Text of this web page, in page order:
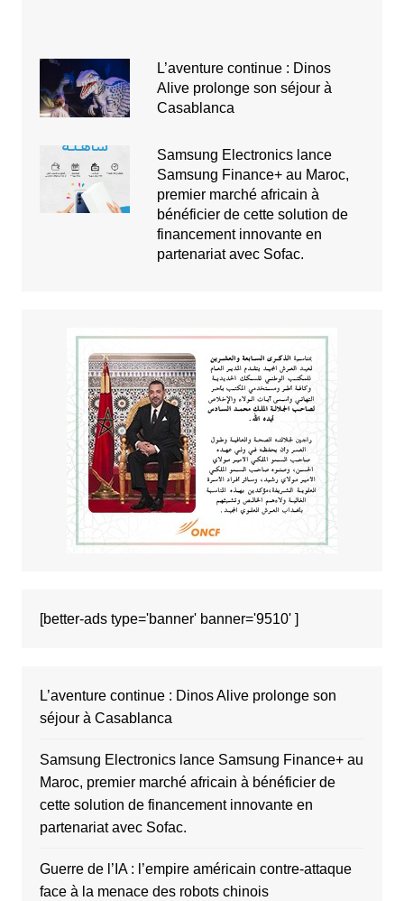
L’aventure continue : Dinos
Alive prolonge son séjour à
Casablanca
Samsung Electronics lance
Samsung Finance+ au Maroc,
premier marché africain à
bénéficier de cette solution de
financement innovante en
partenariat avec Sofac.
[better-ads type='banner' banner='9510' ]
L’aventure continue : Dinos Alive prolonge son
séjour à Casablanca
Samsung Electronics lance Samsung Finance+ au
Maroc, premier marché africain à bénéficier de
cette solution de financement innovante en
partenariat avec Sofac.
Guerre de l’IA : l’empire américain contre-attaque
face à la menace des robots chinois